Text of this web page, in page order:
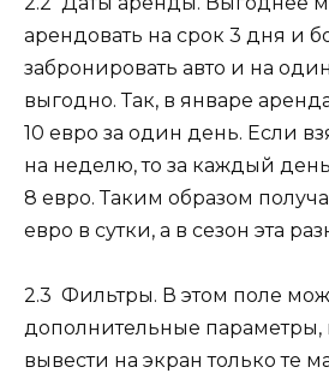
арендовать на срок 3 дня и
забронировать авто и на
выгодно. Так, в январе
10 евро за один день. Если
на неделю, то за каждый
8 евро. Таким образом
евро в сутки, а в сезон эта
2.3 Фильтры. В этом поле
дополнительные
вывести на экран только те